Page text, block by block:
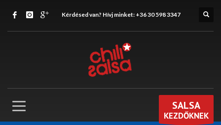
Kérdésed van? Hívj minket: +36 30 598 3347
SALSA
KEZDŐKNEK